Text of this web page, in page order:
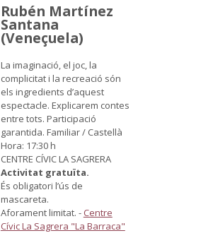
Rubén Martínez
Santana
(Veneçuela)
La imaginació, el joc, la
complicitat i la recreació són
els ingredients d’aquest
espectacle. Explicarem contes
entre tots. Participació
garantida. Familiar / Castellà
Hora: 17:30 h
CENTRE CÍVIC LA SAGRERA
Activitat gratuïta.
És obligatori l’ús de
mascareta.
Aforament limitat. - Centre
Cívic La Sagrera "La Barraca"